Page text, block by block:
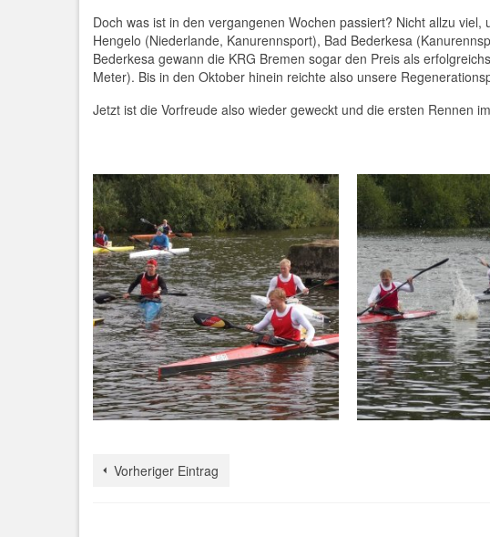
Doch was ist in den vergangenen Wochen passiert? Nicht allzu
Hengelo (Niederlande, Kanurennsport), Bad Bederkesa
Bederkesa gewann die KRG Bremen sogar den Preis als
Meter). Bis in den Oktober hinein reichte also unsere
Jetzt ist die Vorfreude also wieder geweckt und die ersten Rennen
Vorheriger Eintrag